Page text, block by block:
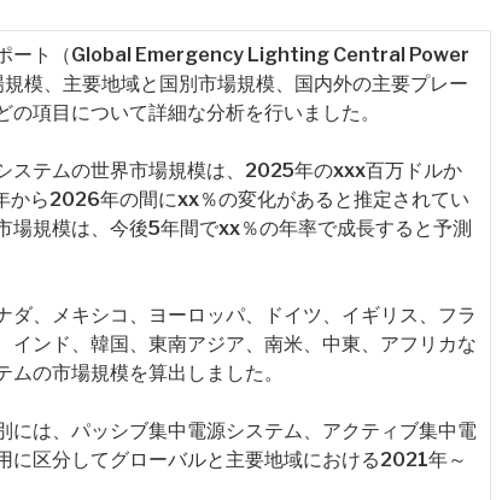
ート（Global Emergency Lighting Central Power
模、主要地域と国別市場規模、国内外の主要プレー
項目について詳細な分析を行いました。
ステムの世界市場規模は、2025年のxxx百万ドルか
ら2026年の間にxx％の変化があると推定されてい
場規模は、今後5年間でxx％の年率で成長すると予測
、メキシコ、ヨーロッパ、ドイツ、イギリス、フラ
インド、韓国、東南アジア、南米、中東、アフリカな
の市場規模を算出しました。
には、パッシブ集中電源システム、アクティブ集中電
に区分してグローバルと主要地域における2021年～